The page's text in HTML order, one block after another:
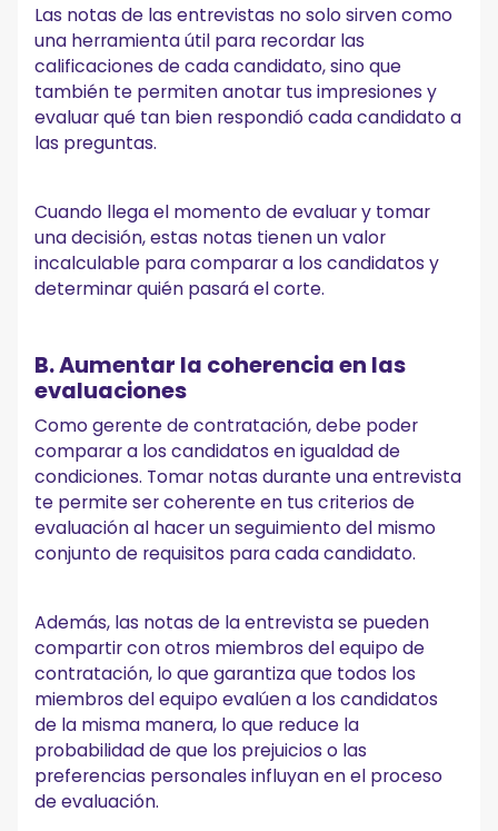
Las notas de las entrevistas no solo sirven como
una herramienta útil para recordar las
calificaciones de cada candidato, sino que
también te permiten anotar tus impresiones y
evaluar qué tan bien respondió cada candidato a
las preguntas.
Cuando llega el momento de evaluar y tomar
una decisión, estas notas tienen un valor
incalculable para comparar a los candidatos y
determinar quién pasará el corte.
B. Aumentar la coherencia en las
evaluaciones
Como gerente de contratación, debe poder
comparar a los candidatos en igualdad de
condiciones. Tomar notas durante una entrevista
te permite ser coherente en tus criterios de
evaluación al hacer un seguimiento del mismo
conjunto de requisitos para cada candidato.
Además, las notas de la entrevista se pueden
compartir con otros miembros del equipo de
contratación, lo que garantiza que todos los
miembros del equipo evalúen a los candidatos
de la misma manera, lo que reduce la
probabilidad de que los prejuicios o las
preferencias personales influyan en el proceso
de evaluación.